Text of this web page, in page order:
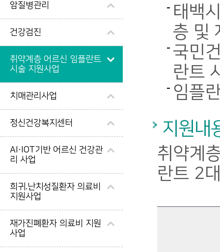
암질병관리
건강검진
취약계층 어르신 임플란트
시술 지원사업
치매관리사업
정신건강복지센터
AI·IOT기반 어르신 건강관
리 사업
희귀.난치성질환자 의료비
지원사업
재가진폐환자 의료비 지원
사업
태백
층 및
국민
란트
임플
지원내
취약계
란트 2